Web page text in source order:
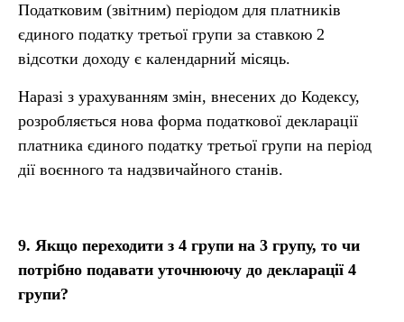
Податковим (звітним) періодом для платників
єдиного податку третьої групи за ставкою 2
відсотки доходу є календарний місяць.
Наразі з урахуванням змін, внесених до Кодексу,
розробляється нова форма податкової декларації
платника єдиного податку третьої групи на період
дії воєнного та надзвичайного станів.
9. Якщо переходити з 4 групи на 3 групу, то чи
потрібно подавати уточнюючу до декларації 4
групи?